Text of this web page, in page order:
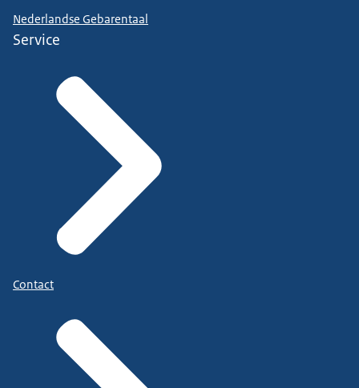
Nederlandse Gebarentaal
Service
Contact